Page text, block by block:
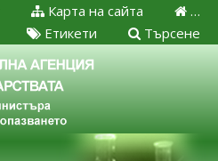
…
Карта на сайта
Търсене
Етикети